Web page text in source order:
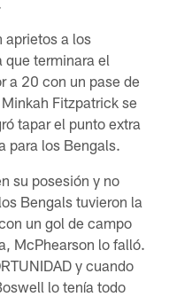
aprietos a los
que terminara el
a 20 con un pase de
Fitzpatrick se
tapar el punto extra
para los Bengals.
su posesión y no
Bengals tuvieron la
un gol de campo
McPhearson lo falló.
y cuando
lo tenía todo